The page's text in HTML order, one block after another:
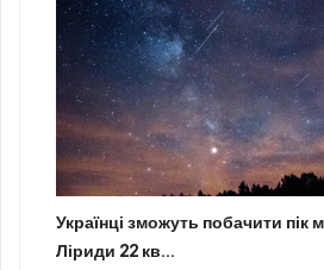
Українці зможуть побачити пік
Ліриди 22 кв...